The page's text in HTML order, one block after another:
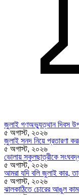
জুলাই গণঅভ্যুত্থান দিবস
৫ অগাস্ট, ২০২৬
জুলাই সনদ নিয়ে প্রতারণা
৫ অগাস্ট, ২০২৬
ভোলায় স্কুলছাত্রীকে
৫ অগাস্ট, ২০২৬
আমরা যদি বলি জুলাই কার,
৫ অগাস্ট, ২০২৬
ঝালকাঠিতে চোরের আঙুল